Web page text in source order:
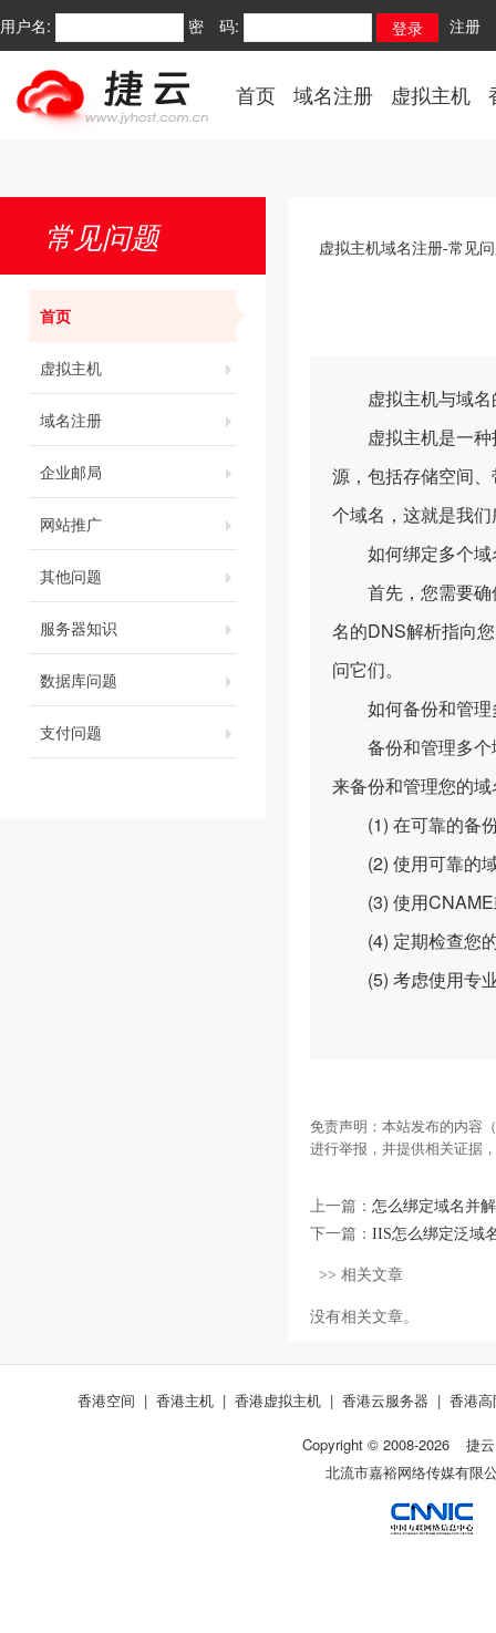
用户名: 密 码: 注册
首页 域名注册 虚拟主机
常见问题
首页
虚拟主机
域名注册
企业邮局
网站推广
其他问题
服务器知识
数据库问题
支付问题
虚拟主机域名注册-常见
虚拟主机与域名
虚拟主机是一种
源，包括存储空间
个域名，这就是我们
如何绑定多个域
首先，您需要确
名的DNS解析指向
问它们。
如何备份和管理
备份和管理多个
来备份和管理您的
(1) 在可靠的备份
(2) 使用可靠的域
(3) 使用CNAME
(4) 定期检查您的
(5) 考虑使用专业
免责声明：本站发布的内容
进行举报，并提供相关证据
上一篇： 怎么绑定域名并
下一篇： IIS怎么绑定泛域
>> 相关文章
没有相关文章。
香港空间 | 香港主机 | 香港虚拟主机 | 香港云服务器 | 香港
Copyright © 2008-2026
捷云
北流市嘉裕网络传媒有限